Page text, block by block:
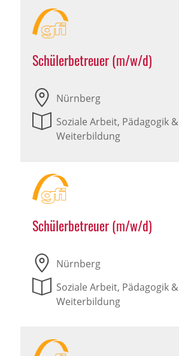
Schülerbetreuer (m/w/d)
Nürnberg
Soziale Arbeit, Pädagogik &
Weiterbildung
Schülerbetreuer (m/w/d)
Nürnberg
Soziale Arbeit, Pädagogik &
Weiterbildung